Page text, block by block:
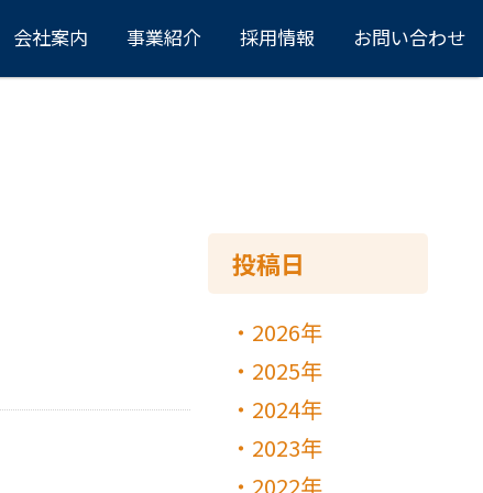
会社案内 事業紹介 採用情報 お問い合わせ
投稿日
2026年
2025年
2024年
2023年
2022年